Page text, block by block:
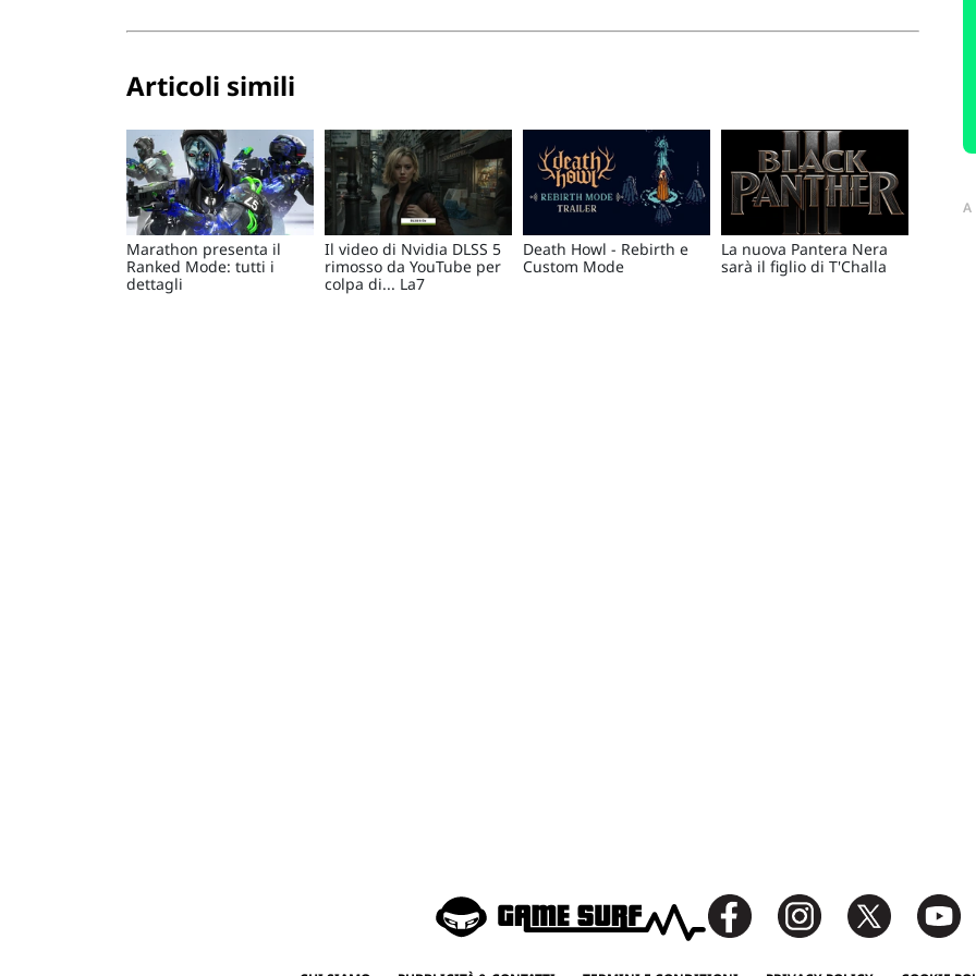
Articoli simili
Marathon presenta il
Ranked Mode: tutti i
dettagli
Il video di Nvidia DLSS 5
rimosso da YouTube per
colpa di... La7
Death Howl - Rebirth e
Custom Mode
La nuova Pantera Nera
sarà il figlio di T'Challa